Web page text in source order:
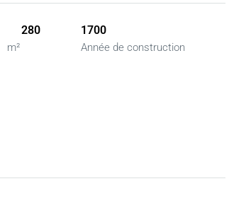
280
m²
1700
Année de construction